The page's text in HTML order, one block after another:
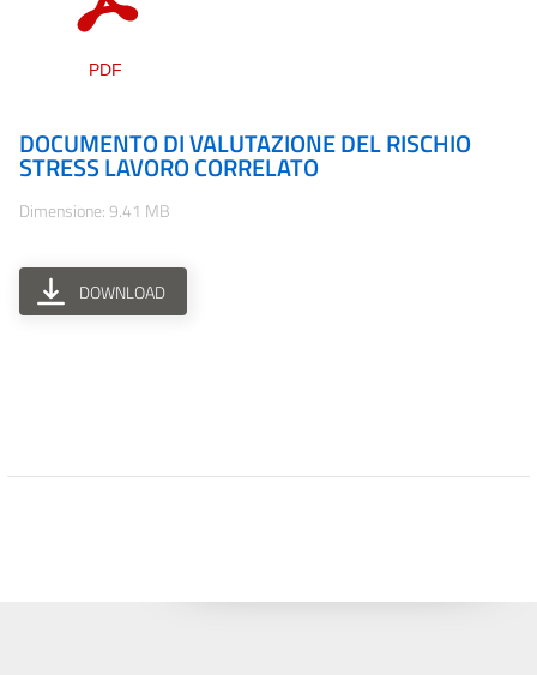
DOCUMENTO DI VALUTAZIONE DEL RISCHIO
STRESS LAVORO CORRELATO
Dimensione: 9.41 MB
DOWNLOAD